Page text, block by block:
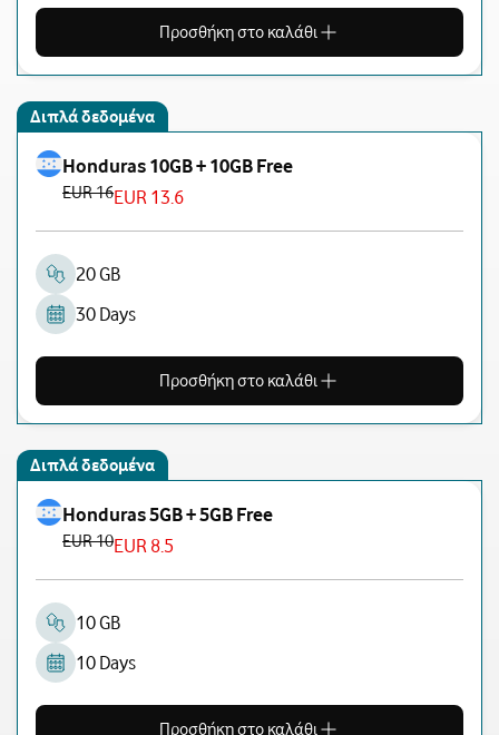
Προσθήκη στο καλάθι
Διπλά δεδομένα
Honduras 10GB + 10GB Free
EUR 16EUR 13.6
20 GB
30 Days
Προσθήκη στο καλάθι
Διπλά δεδομένα
Honduras 5GB + 5GB Free
EUR 10EUR 8.5
10 GB
10 Days
Προσθήκη στο καλάθι